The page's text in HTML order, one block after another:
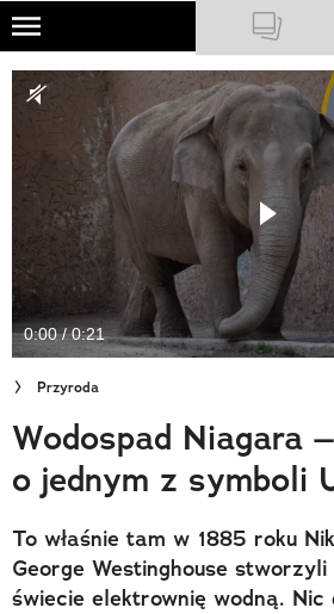
Skip
main
content
NATIONAL GEOGRAPHIC
TRAVELER
PODCASTY
Sklep
Newsletter
Cuda Polski
Wielki Konkurs Fotograficzny
Trendbook Podróżniczy
Polecane
0:00 / 0:21
Przyroda
Wodospad Niagara
o jednym z symboli
To właśnie tam w 1885 roku
George Westinghouse
świecie elektrownię wodną. Nic